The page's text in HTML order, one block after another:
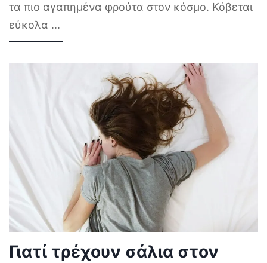
τα πιο αγαπημένα φρούτα στον κόσμο. Κόβεται
εύκολα ...
Γιατί τρέχουν σάλια στον